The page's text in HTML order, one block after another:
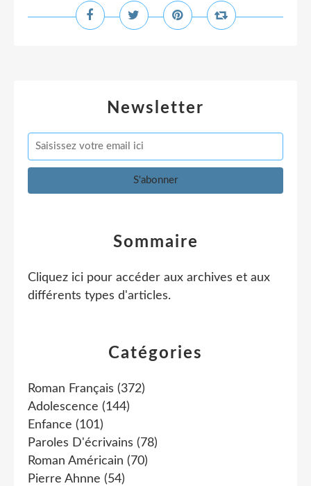
Newsletter
Catégories
Roman Français (372)
Adolescence (144)
Enfance (101)
Paroles D'écrivains (78)
Roman Américain (70)
Pierre Ahnne (54)
Sommaire
Cliquez ici pour accéder aux archives et aux
différents types d'articles.